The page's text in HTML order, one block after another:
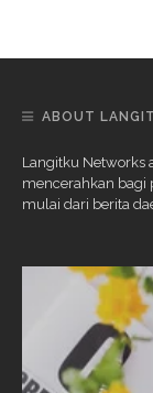
ABOUT
Langitku Networks
mencerahkan bagi
mulai dari berita